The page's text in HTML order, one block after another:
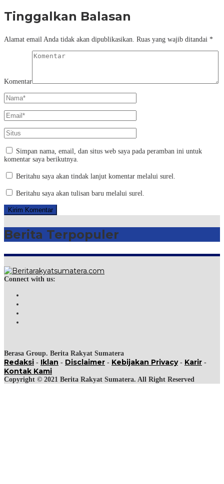
Tinggalkan Balasan
Alamat email Anda tidak akan dipublikasikan. Ruas yang wajib ditandai *
Komentar
Simpan nama, email, dan situs web saya pada peramban ini untuk
komentar saya berikutnya.
Beritahu saya akan tindak lanjut komentar melalui surel.
Beritahu saya akan tulisan baru melalui surel.
Berita Terpopuler
Connect with us:
Berasa Group. Berita Rakyat Sumatera
Redaksi - Iklan - Disclaimer - Kebijakan Privacy- Karir -
Kontak Kami
Copyright © 2021 Berita Rakyat Sumatera. All Right Reserved